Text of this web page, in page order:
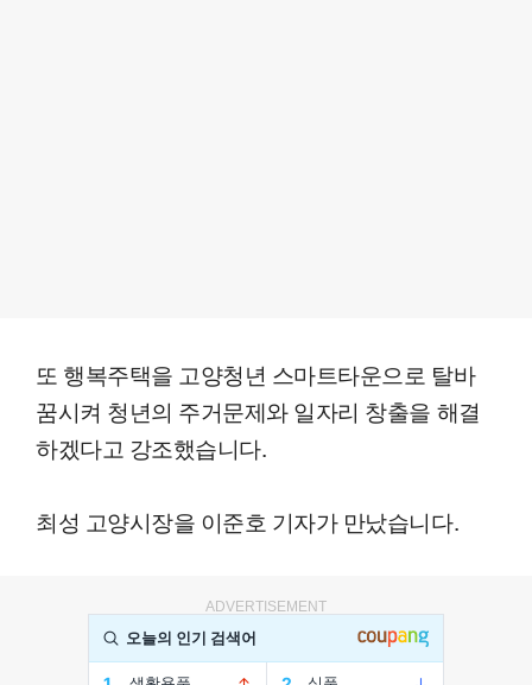
또 행복주택을 고양청년 스마트타운으로 탈바
꿈시켜 청년의 주거문제와 일자리 창출을 해결
하겠다고 강조했습니다.
최성 고양시장을 이준호 기자가 만났습니다.
ADVERTISEMENT